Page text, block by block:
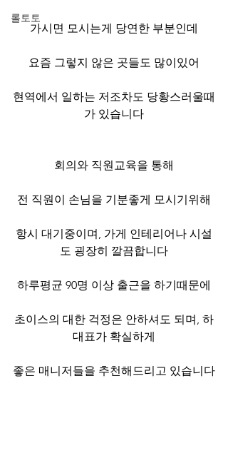
롤토토
가시면 모시는게 당연한 부분인데
요즘 그렇지 않은 곳들도 많이있어
현역에서 일하는 저조차도 당황스러울때
가 있습니다
회의와 직원교육을 통해
전 직원이 손님을 기분좋게 모시기위해
항시 대기중이며, 가게 인테리어나 시설
도 굉장히 깔끔합니다
하루평균 90명 이상 출근을 하기때문에
초이스의 대한 걱정은 안하셔도 되며, 하
대표가 확실하게
좋은 매니저들을 추천해드리고 있습니다